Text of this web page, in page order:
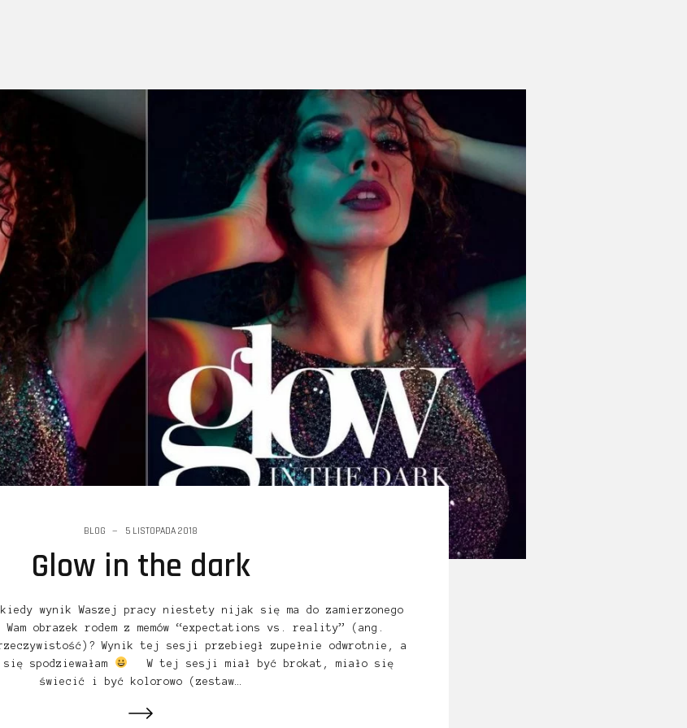
BLOG 5 LISTOPADA 2018
Glow in the dark
wynik Waszej pracy niestety nijak się ma do zamierzonego
obrazek rodem z memów “expectations vs. reality” (ang.
Wynik tej sesji przebiegł zupełnie odwrotnie, a
spodziewałam
W tej sesji miał być brokat, miało się
świecić i być kolorowo (zestaw…